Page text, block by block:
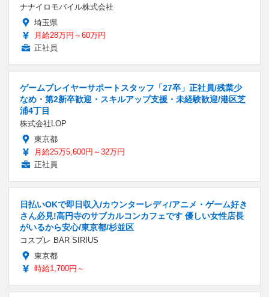
ナナイロモバイル株式会社
埼玉県
月給28万円～60万円
正社員
ゲームプレイヤーサポートスタッフ「27卒」正社員/残業少
なめ・第2新卒歓迎・スキルアップ支援・未経験歓迎/港区芝
浦4丁目
株式会社LOP
東京都
月給25万5,600円～32万円
正社員
日払いOKで即日収入/カウンターレディ/アニメ・ゲーム好き
さん必見!高円寺のサブカルコンカフェです 優しい女性店長
がいるから安心/東京都/杉並区
コスプレ BAR SIRIUS
東京都
時給1,700円～